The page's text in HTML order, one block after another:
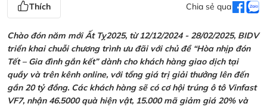
Thích Chia sẻ qua
Chào đón năm mới Ất Tỵ2025, từ 12/12/2024 - 28/02/2025, BIDV
triển khai chuỗi chương trình ưu đãi với chủ đề “Hòa nhịp đón
Tết – Gia đình gắn kết” dành cho khách hàng giao dịch tại
quầy và trên kênh online, với tổng giá trị giải thưởng lên đến
gần 20 tỷ đồng. Các khách hàng sẽ có cơ hội trúng ô tô Vinfast
VF7, nhận 46.5000 quà hiện vật, 15.000 mã giảm giá 20% và